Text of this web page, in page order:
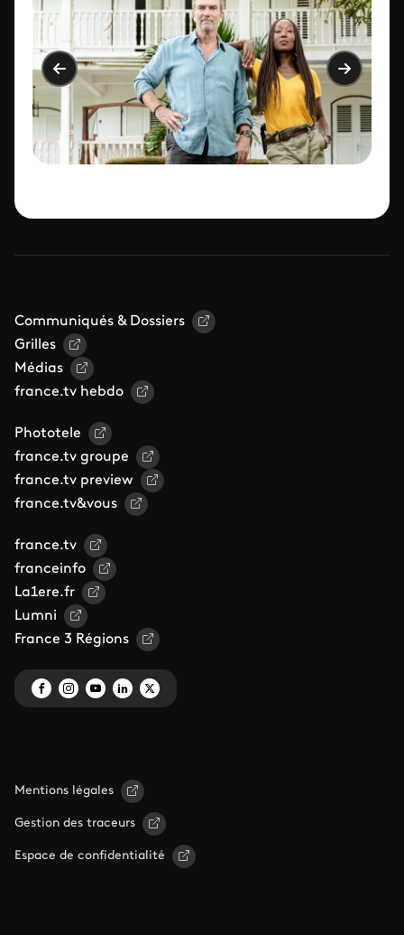
Communiqués & Dossiers
Grilles
Médias
france.tv hebdo
Phototele
france.tv groupe
france.tv preview
france.tv&vous
france.tv
franceinfo
La1ere.fr
Lumni
France 3 Régions
Mentions légales
Gestion des traceurs
Espace de confidentialité